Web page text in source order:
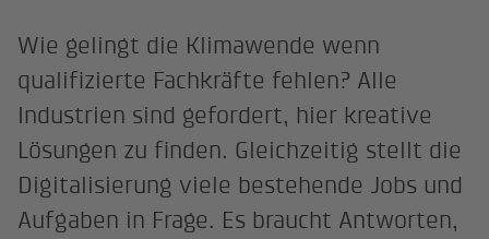
Wie gelingt die Klimawende wenn
qualifizierte Fachkräfte fehlen? Alle
Industrien sind gefordert, hier kreative
Lösungen zu finden. Gleichzeitig stellt die
Digitalisierung viele bestehende Jobs und
Aufgaben in Frage. Es braucht Antworten,